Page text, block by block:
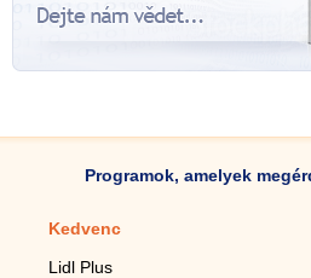
Programok, amelyek
Kedvenc
Lidl Plus